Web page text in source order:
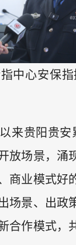
中心安保
来贵阳贵安
放场景，涌
商业模式好
场景、出政
合作模式，